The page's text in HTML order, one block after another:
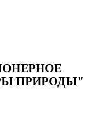
ПРИРОДЫ"